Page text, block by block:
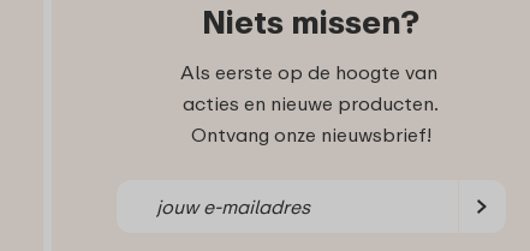
Niets missen?
Als eerste op de hoogte van
acties en nieuwe producten.
Ontvang onze nieuwsbrief!